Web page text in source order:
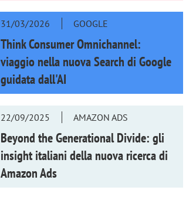
31/03/2026 GOOGLE
Think Consumer Omnichannel:
viaggio nella nuova Search di Google
guidata dall'AI
22/09/2025 AMAZON ADS
Beyond the Generational Divide: gli
insight italiani della nuova ricerca di
Amazon Ads